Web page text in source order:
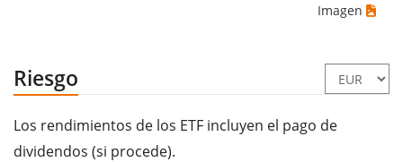
Imagen
Riesgo
Los rendimientos de los ETF incluyen el pago de
dividendos (si procede).